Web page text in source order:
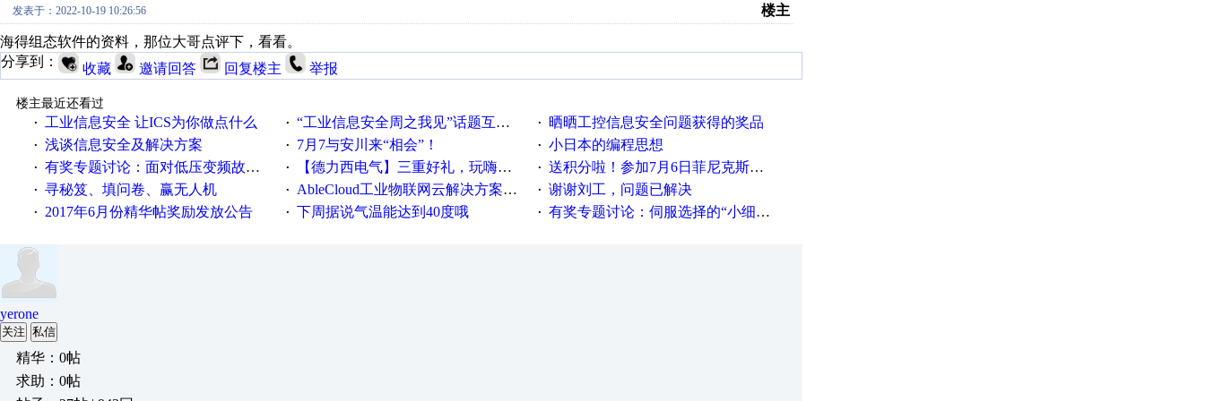
发表于：2022-10-19 10:26:56 楼主
海得组态软件的资料，那位大哥点评下，看看。
分享到：
收藏 邀请回答 回复楼主 举报
楼主最近还看过
·
工业信息安全 让ICS为你做点什么 · “工业信息安全周之我见”话题互动获奖名单发布公告 · 晒晒工控信息安全问题获得的奖品
· 浅谈信息安全及解决方案 · 7月7与安川来“相会”！ · 小日本的编程思想
· 有奖专题讨论：面对低压变频故障，老手是这样解决的！ · 【德力西电气】三重好礼，玩嗨夏日！ · 送积分啦！参加7月6日菲尼克斯在线研讨会即得
· 寻秘笈、填问卷、赢无人机 · AbleCloud工业物联网云解决方案实践及应用 · 谢谢刘工，问题已解决
· 2017年6月份精华帖奖励发放公告 · 下周据说气温能达到40度哦 · 有奖专题讨论：伺服选择的“小细节大学问”奖励公告
yerone
关注 私信
精华：0帖
求助：0帖